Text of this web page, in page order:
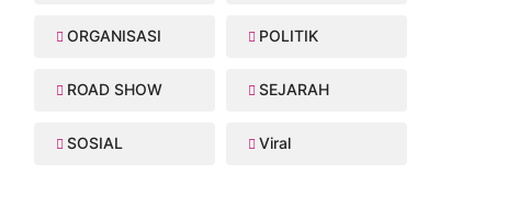
ORGANISASI POLITIK
ROAD SHOW SEJARAH
SOSIAL Viral